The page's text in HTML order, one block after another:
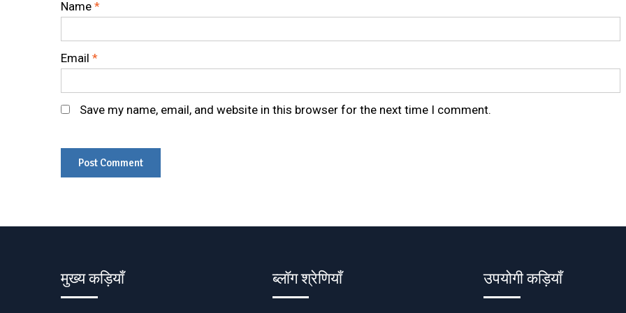
Name *
Email *
Save my name, email, and website in this browser for the next time I comment.
मुख्य कड़ियाँ ब्लॉग श्रेणियाँ उपयोगी कड़ियाँ